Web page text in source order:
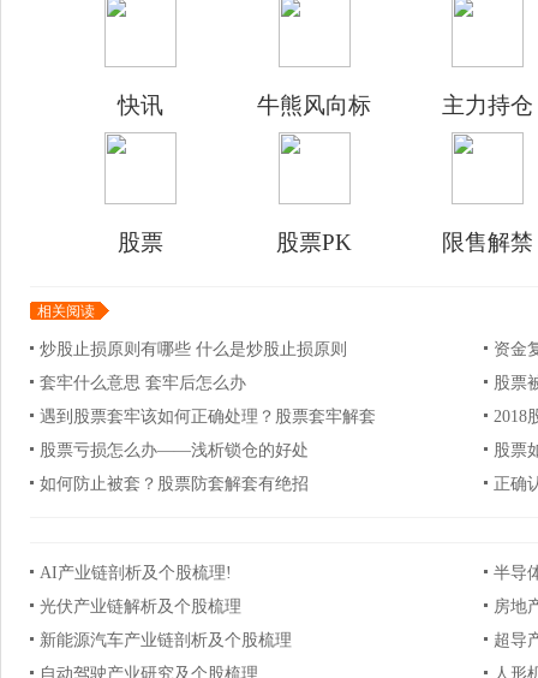
快讯 牛熊风向标 主力持仓
股票 股票PK 限售解禁
相关阅读
炒股止损原则有哪些 什么是炒股止损原则
资金
套牢什么意思 套牢后怎么办
股票
遇到股票套牢该如何正确处理？股票套牢解套
2018
股票亏损怎么办——浅析锁仓的好处
股票
如何防止被套？股票防套解套有绝招
正确
AI产业链剖析及个股梳理!
半导
光伏产业链解析及个股梳理
房地
新能源汽车产业链剖析及个股梳理
超导
自动驾驶产业研究及个股梳理
人形